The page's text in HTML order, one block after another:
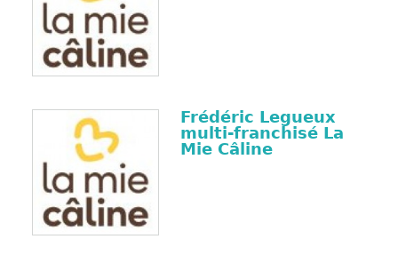
Frédéric Legueux
multi-franchisé La
Mie Câline